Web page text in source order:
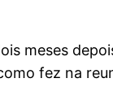
meses
fez na